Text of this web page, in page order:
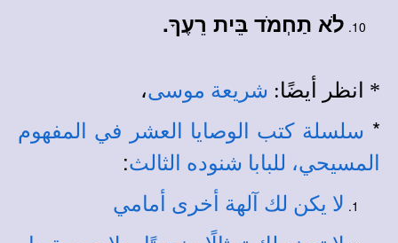
לֹא תַחְמֹד בֵּית רֵעֶךָ.
* انظر أيضًا: شريعة موسى،
* سلسلة كتب الوصايا العشر في المفهوم
المسيحي، للبابا شنوده الثالث:
لا يكن لك آلهة أخرى أمامي